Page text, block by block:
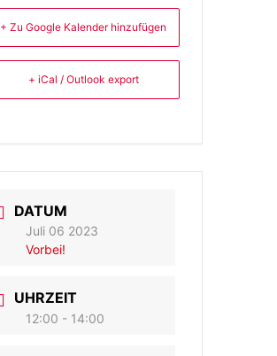
+ Zu Google Kalender hinzufügen
+ iCal / Outlook export
DATUM
Juli 06 2023
Vorbei!
UHRZEIT
12:00 - 14:00